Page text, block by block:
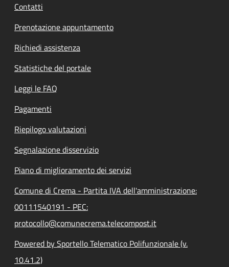
Contatti
Prenotazione appuntamento
Richiedi assistenza
Statistiche del portale
Leggi le FAQ
Pagamenti
Riepilogo valutazioni
Segnalazione disservizio
Piano di miglioramento dei servizi
Comune di Crema - Partita IVA dell'amministrazione:
00111540191 - PEC:
protocollo@comunecrema.telecompost.it
Powered by Sportello Telematico Polifunzionale (v.
10.41.2)